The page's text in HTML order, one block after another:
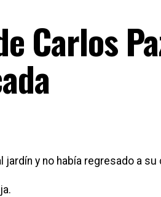
Carlos
y no había regresado a su